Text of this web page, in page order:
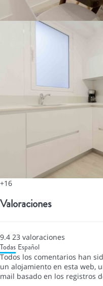
+16
Valoraciones
9.4 23 valoraciones
Todas Español
Todos los comentarios han
un alojamiento en esta web,
mail basado en los registros